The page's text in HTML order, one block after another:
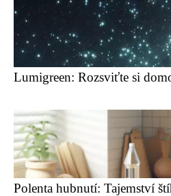
Lumigreen: Rozsviťte si
Polenta hubnutí: Tajemství